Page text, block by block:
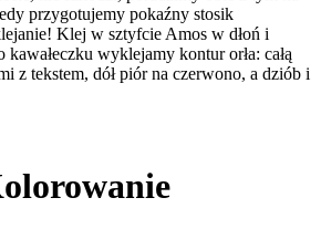
przygotujemy pokaźny stosik
Klej w sztyfcie Amos w dłoń i
kawałeczku wyklejamy kontur orła: całą
z tekstem, dół piór na czerwono, a dziób i